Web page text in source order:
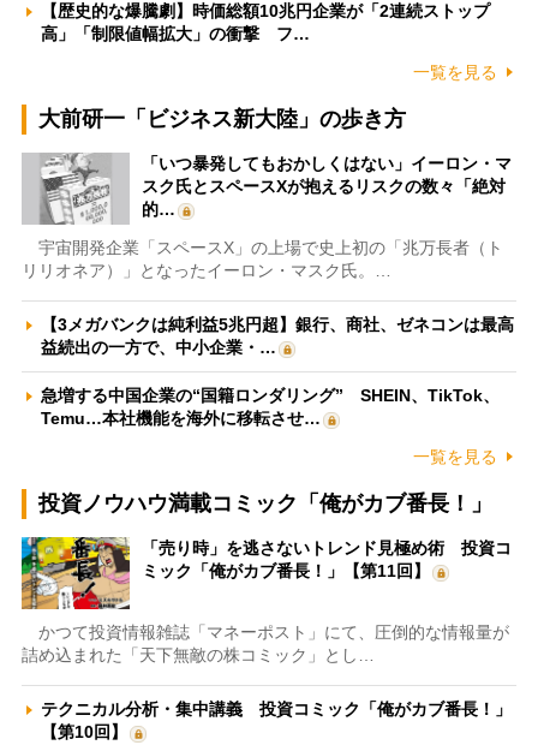
【歴史的な爆騰劇】時価総額10兆円企業が「2連続ストップ
高」「制限値幅拡大」の衝撃 フ…
一覧を見る
大前研一「ビジネス新大陸」の歩き方
「いつ暴発してもおかしくはない」イーロン・マ
スク氏とスペースXが抱えるリスクの数々「絶対
的…
宇宙開発企業「スペースX」の上場で史上初の「兆万長者（ト
リリオネア）」となったイーロン・マスク氏。…
【3メガバンクは純利益5兆円超】銀行、商社、ゼネコンは最高
益続出の一方で、中小企業・…
急増する中国企業の“国籍ロンダリング” SHEIN、TikTok、
Temu…本社機能を海外に移転させ…
一覧を見る
投資ノウハウ満載コミック「俺がカブ番長！」
「売り時」を逃さないトレンド見極め術 投資コ
ミック「俺がカブ番長！」【第11回】
かつて投資情報雑誌「マネーポスト」にて、圧倒的な情報量が
詰め込まれた「天下無敵の株コミック」とし…
テクニカル分析・集中講義 投資コミック「俺がカブ番長！」
【第10回】